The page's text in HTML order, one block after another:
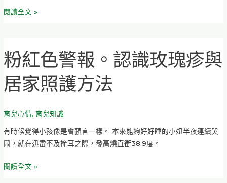
自
電
鍋
蛋
糕，
紀
錄。
閱讀全文 »
粉紅色警報。認識玫瑰疹與
居家照護方法
育兒心情,育兒知識
有時候覺得小孩像是會預言一樣。 本來能夠好好睡的小妞半夜連續哭
鬧，就在迅雷不及掩耳之際，發高燒直衝38.9度。
粉
紅
色
警
認
識
玫
疹
閱讀全文 »